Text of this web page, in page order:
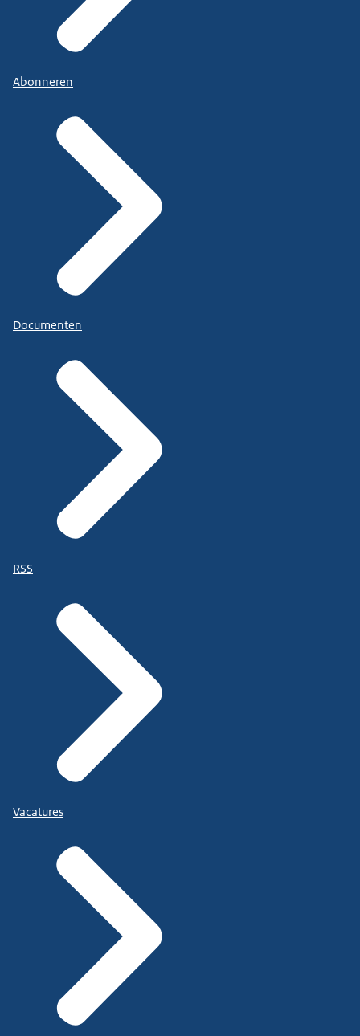
Abonneren
Documenten
RSS
Vacatures